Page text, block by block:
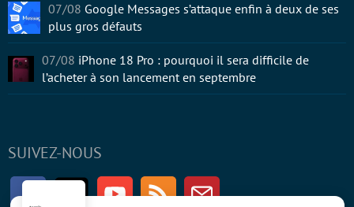
SUIVEZ-NOUS
FacebookTwitter Youtube RSS Newsletter
07/08 Google Messages s’attaque enfin à deux de ses
plus gros défauts
07/08 iPhone 18 Pro : pourquoi il sera difficile de
l’acheter à son lancement en septembre